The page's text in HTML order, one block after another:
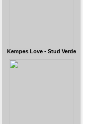
Kempes Love - Stud Verde